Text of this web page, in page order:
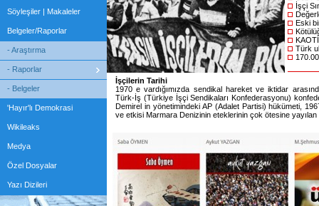
Söyleşiler | Makaleler
Belgeler/Raporlar
- Araştırma
- Raporlar
- Belgeler
'Hayır'lı Demokrasi
Wikileaks
Medya
Özel Dosyalar
Yazı Dizileri
İşçi
Eski
Türk
İşçilerin Tarihi
1970 e vardığımızda sendikal hareket ve iktidar
Türk-İş (Türkiye İşçi Sendikaları Konfederasyonu)
Demirel in yönetimindeki AP (Adalet Partisi) hükümeti,
ve etkisi Marmara Denizinin eteklerinin çok ötesine yayılan